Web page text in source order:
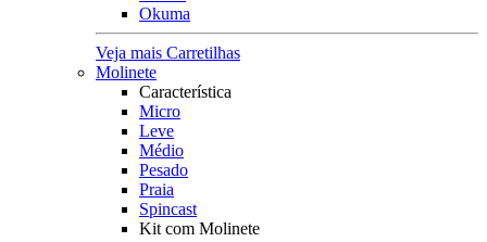
Okuma
Veja mais Carretilhas
Molinete
Característica
Micro
Leve
Médio
Pesado
Praia
Spincast
Kit com Molinete